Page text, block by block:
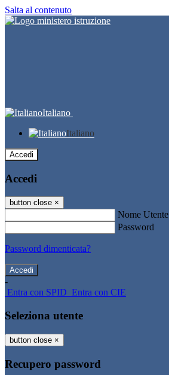
Salta al contenuto
Italiano
Italiano
Accedi
Accedi
button close ×
Nome Utente
Password
Password dimenticata?
-
Entra con SPID Entra con CIE
Seleziona utente
button close ×
Recupero password